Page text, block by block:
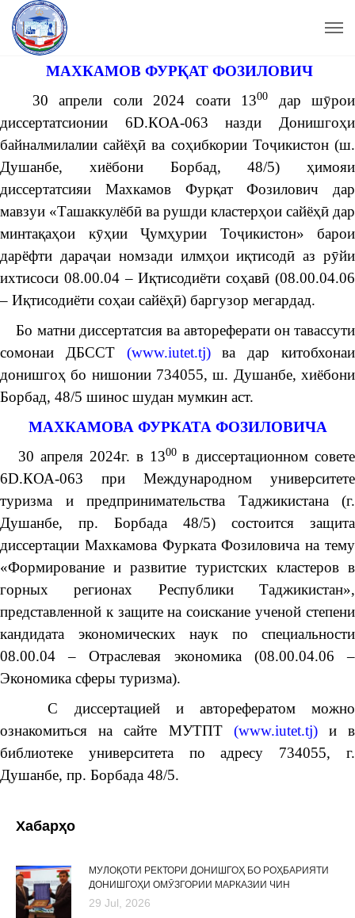
МАХКАМОВ ФУРҚАТ ФОЗИЛОВИЧ
30 апрели соли 2024 соати 1300
дар шӯрои
диссертатсионии 6D.КОА-063 назди Донишгоҳи
байналмилалии сайёҳӣ ва соҳибкории Тоҷикистон (ш.
Душанбе, хиёбони Борбад, 48/5) ҳимояи
диссертатсияи Махкамов Фурқат Фозилович дар
мавзуи «Ташаккулёбӣ ва рушди кластерҳои сайёҳӣ дар
минтақаҳои кӯҳии Ҷумҳурии Тоҷикистон» барои
дарёфти дараҷаи номзади илмҳои иқтисодӣ аз рӯйи
ихтисоси 08.00.04 – Иқтисодиёти соҳавӣ (08.00.04.06
– Иқтисодиёти соҳаи сайёҳӣ) баргузор мегардад.
Бо матни диссертатсия ва автореферати он тавассути
сомонаи ДБССТ (www.iutet.tj)ва дар китобхонаи
донишгоҳ бо нишонии 734055, ш. Душанбе, хиёбони
Борбад, 48/5 шинос шудан мумкин аст.
МАХКАМОВА ФУРКАТА ФОЗИЛОВИЧА
30 апреля 2024г. в 1300в диссертационном совете
6D.КОА-063 при Международном университете
туризма и предпринимательства Таджикистана (г.
Душанбе, пр. Борбада 48/5) состоится защита
диссертации Махкамова Фурката Фозиловича на тему
«Формирование и развитие туристских кластеров в
горных регионах Республики Таджикистан»,
представленной к защите на соискание ученой степени
кандидата экономических наук по специальности
08.00.04 – Отраслевая экономика (08.00.04.06 –
Экономика сферы туризма).
С диссертацией и авторефератом можно
ознакомиться на сайте МУТПТ (www.iutet.tj)и в
библиотеке университета по адресу 734055, г.
Душанбе, пр. Борбада 48/5.
Хабарҳо
МУЛОҚОТИ РЕКТОРИ ДОНИШГОҲ БО РОҲБАРИЯТИ
ДОНИШГОҲИ ОМӮЗГОРИИ МАРКАЗИИ ЧИН
29 Jul, 2026